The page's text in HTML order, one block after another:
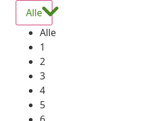
Alle
Alle
1
2
3
4
5